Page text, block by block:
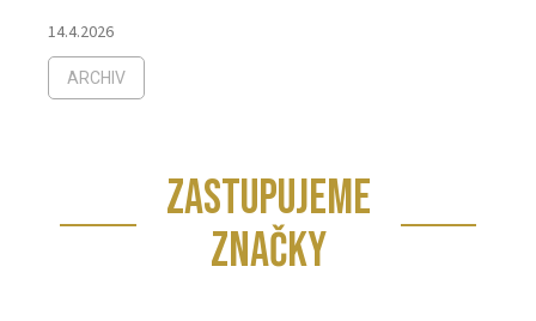
14.4.2026
ARCHIV
ZASTUPUJEME
ZNAČKY